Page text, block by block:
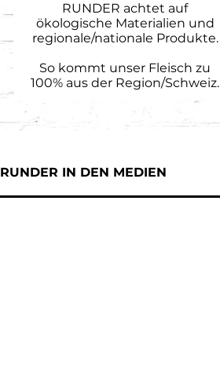
RUNDER achtet auf
ökologische Materialien und
regionale/nationale Produkte.
So kommt unser Fleisch zu
100% aus der Region/Schweiz.
RUNDER IN DEN MEDIEN